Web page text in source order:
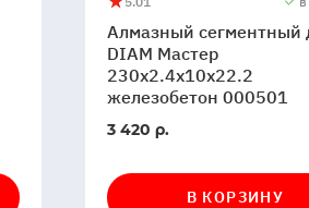
Алмазный
сегментный
диск
DIAM
Мастер
230x2.4x10x22.2
000501
51
Алмазный сегментный
DIAM Мастер
230x2.4x10x22.2
железобетон 000501
В
3 420 р.
В КОРЗИНУ